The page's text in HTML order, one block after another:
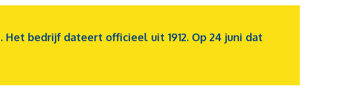
bedrijf dateert officieel uit 1912. Op 24 juni dat